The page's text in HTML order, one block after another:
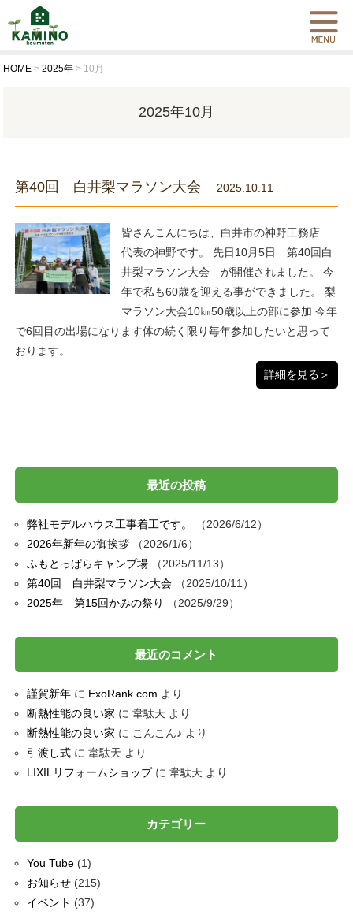
HOME >2025年 > 10月
2025年10月
第40回 白井梨マラソン大会 2025.10.11
皆さんこんにちは、白井市の神野工務店
代表の神野です。 先日10月5日 第40回白
井梨マラソン大会 が開催されました。 今
年で私も60歳を迎える事ができました。 梨
マラソン大会10㎞50歳以上の部に参加 今年
で6回目の出場になります体の続く限り毎年参加したいと思って
おります。
詳細を見る＞
最近の投稿
弊社モデルハウス工事着工です。
2026/6/12
2026年新年の御挨拶
2026/1/6
ふもとっぱらキャンプ場
2025/11/13
第40回 白井梨マラソン大会
2025/10/11
2025年 第15回かみの祭り
2025/9/29
最近のコメント
謹賀新年に ExoRank.com より
断熱性能の良い家 に 韋駄天 より
断熱性能の良い家 に こんこん♪ より
引渡し式に 韋駄天 より
LIXILリフォームショップに 韋駄天 より
カテゴリー
You Tube(1)
お知らせ(215)
イベント (37)